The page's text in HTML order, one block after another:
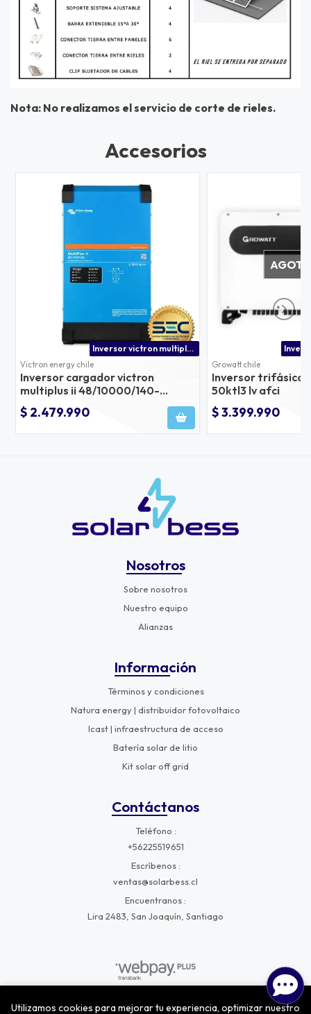
Nota: No realizamos el servicio de corte de rieles.
Accesorios
Inversor victron multiplus-ii 48/10000/140-100/100 230v | ideal para uso como inversor solar de alta capacidad
Victron energy chile
Inversor cargador victron
multiplus ii 48/10000/140-
100/100 230v 50hz
$ 2.479.990
Growatt chile
Inversor trifásico
50ktl3 lv afci
$ 3.399.990
Nosotros
Sobre nosotros
Nuestro equipo
Alianzas
Información
Términos y condiciones
Natura energy | distribuidor fotovoltaico
Icast | infraestructura de acceso
Batería solar de litio
Kit solar off grid
Contáctanos
Teléfono
+56225519651
Escríbenos
ventas@solarbess.cl
Encuentranos
Lira 2483, San Joaquín, Santiago
SolarBess © 2026¿Te gusta mi tienda? Yo vendo conBsale
Utilizamos cookies para mejorar tu experiencia, optimizar nuestro